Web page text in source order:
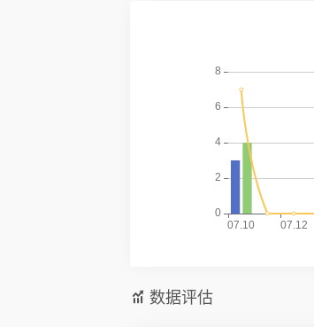
数据评估